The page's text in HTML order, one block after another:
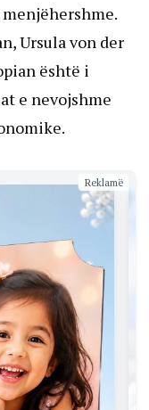
Ursula von der
është i
e nevojshme
Reklamë